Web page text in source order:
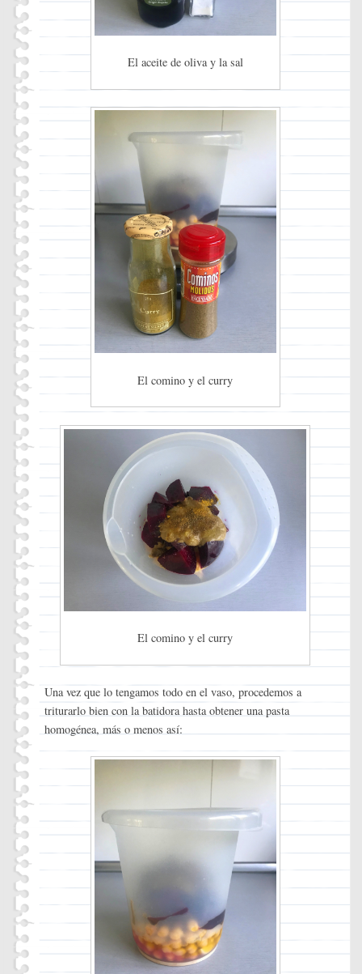
El aceite de oliva y la sal
El comino y el curry
El comino y el curry
Una vez que lo tengamos todo en el vaso, procedemos a
triturarlo bien con la batidora hasta obtener una pasta
homogénea, más o menos así: